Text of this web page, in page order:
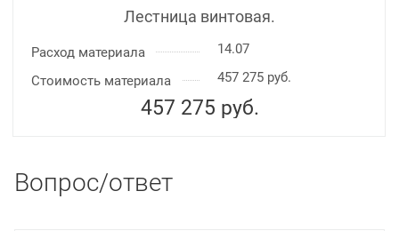
Лестница винтовая.
Расход материала
14.07
Стоимость материала
457 275 руб.
457 275 руб.
Вопрос/ответ